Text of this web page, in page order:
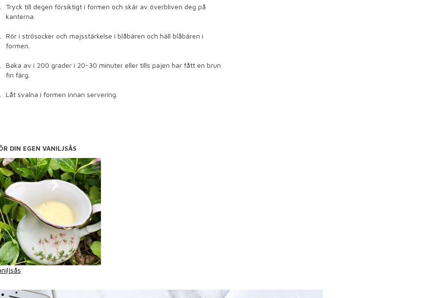
Tryck till degen försiktigt i formen och skär av överbliven deg på
kanterna.
Rör i strösocker och majsstärkelse i blåbären och häll blåbären i
formen.
Baka av i 200 grader i 20-30 minuter eller tills pajen har fått en brun
fin färg.
Låt svalna i formen innan servering.
DIN EGEN VANILJSÅS